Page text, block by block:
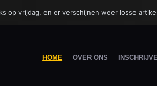
HOME OVER ONS
op vrijdag, en er verschijnen weer losse